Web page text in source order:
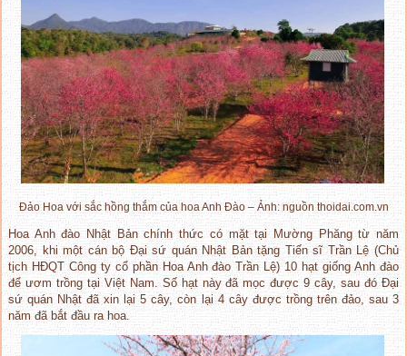
Đảo Hoa với sắc hồng thắm của hoa Anh Đào – Ảnh: nguồn thoidai.com.vn
Hoa Anh đào Nhật Bản chính thức có mặt tại Mường Phăng từ năm
2006, khi một cán bộ Đại sứ quán Nhật Bản tặng Tiến sĩ Trần Lệ (Chủ
tịch HĐQT Công ty cổ phần Hoa Anh đào Trần Lệ) 10 hạt giống Anh đào
để ươm trồng tại Việt Nam. Số hạt này đã mọc được 9 cây, sau đó Đại
sứ quán Nhật đã xin lại 5 cây, còn lại 4 cây được trồng trên đảo, sau 3
năm đã bắt đầu ra hoa.